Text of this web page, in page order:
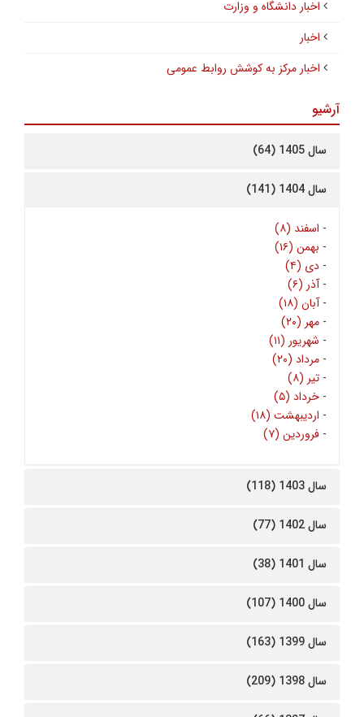
اخبار دانشگاه و وزارت
اخبار
اخبار مرکز به کوشش روابط عمومی
آرشیو
سال 1405 (64)
سال 1404 (141)
- اسفند (۸)
- بهمن (۱۶)
- دی (۴)
-آذر (۶)
-آبان (۱۸)
- مهر (۲۰)
- شهریور (۱۱)
- مرداد (۲۰)
- تیر (۸)
- خرداد (۵)
- اردیبهشت (۱۸)
- فروردین (۷)
سال 1403 (118)
سال 1402 (77)
سال 1401 (38)
سال 1400 (107)
سال 1399 (163)
سال 1398 (209)